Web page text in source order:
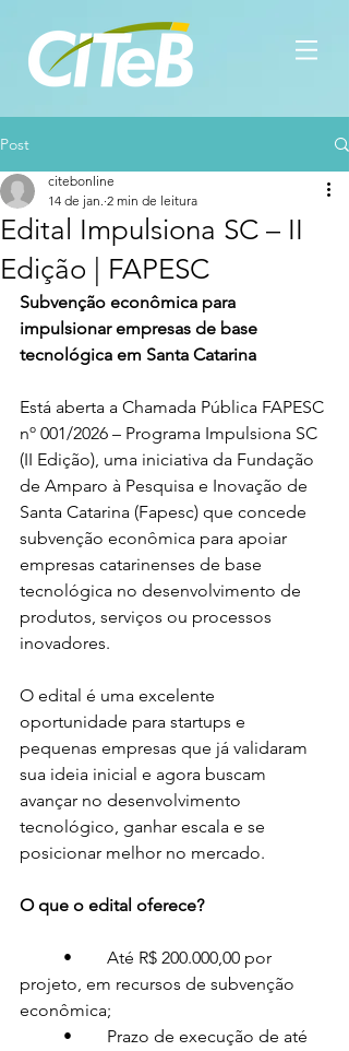
Post
Edital Impulsiona SC – II
Edição | FAPESC
citebonline
14 de jan. 2 min de leitura
Subvenção econômica para
impulsionar empresas de base
tecnológica em Santa Catarina
Está aberta a Chamada Pública FAPESC
nº 001/2026 – Programa Impulsiona SC
(II Edição), uma iniciativa da Fundação
de Amparo à Pesquisa e Inovação de
Santa Catarina (Fapesc) que concede
subvenção econômica para apoiar
empresas catarinenses de base
tecnológica no desenvolvimento de
produtos, serviços ou processos
inovadores.
O edital é uma excelente
oportunidade para startups e
pequenas empresas que já validaram
sua ideia inicial e agora buscam
avançar no desenvolvimento
tecnológico, ganhar escala e se
posicionar melhor no mercado.
O que o edital oferece?
projeto, em recursos de subvenção
econômica;